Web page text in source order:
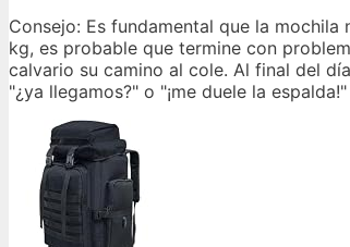
Consejo: Es fundamental que la
kg, es probable que termine con
calvario su camino al cole. Al final del
"¿ya llegamos?" o "¡me duele la